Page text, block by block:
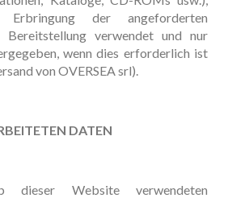
der angeforderten
Bereitstellung verwendet und nur
wenn dies erforderlich ist
von OVERSEA srl).
DATEN
Website verwendeten